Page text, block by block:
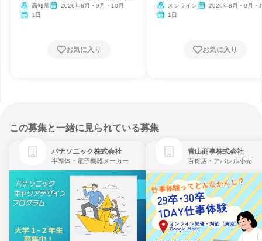
高知県
2026年8月・9月・10月
1日
お気に入り
オンライン
2026年8月・9月・
1日
お気に入り
この募集と一緒に見られている募集
パナソニック株式会社
半導体・電子機器メーカー
青山商事株式会社
百貨店・アパレル小売